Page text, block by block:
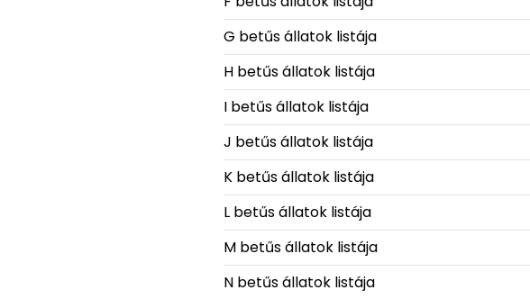
G betűs állatok listája
H betűs állatok listája
I betűs állatok listája
J betűs állatok listája
K betűs állatok listája
L betűs állatok listája
M betűs állatok listája
N betűs állatok listája